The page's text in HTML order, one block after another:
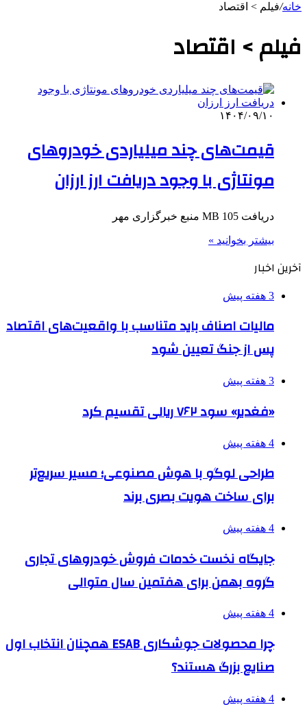
خانه/فیلم > اقتصاد
فیلم > اقتصاد
۱۴۰۴/۰۹/۱۰
قیمت‌های چند میلیاردی خودروهای
مونتاژی با وجود دریافت ارز ارزان
دریافت 105 MB منبع خبرگزاری مهر
بیشتر بخوانید »
آخرین اخبار
3 هفته پیش
مالیات اصناف باید متناسب با واقعیت‌های اقتصاد
پس از جنگ تعیین شود
3 هفته پیش
«فغدیر» سود ۷۶۲ ریالی تقسیم کرد
4 هفته پیش
طراحی لوگو با هوش مصنوعی؛ مسیر سریع‌تر
برای ساخت هویت بصری برند
4 هفته پیش
جایگاه نخست خدمات فروش خودروهای تجاری
گروه بهمن برای هفتمین سال متوالی
4 هفته پیش
چرا محصولات جوشکاری ESAB همچنان انتخاب اول
صنایع بزرگ هستند؟
4 هفته پیش